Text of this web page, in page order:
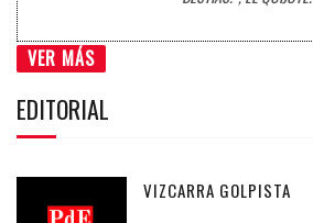
VER MÁS
EDITORIAL
VIZCARRA GOLPISTA